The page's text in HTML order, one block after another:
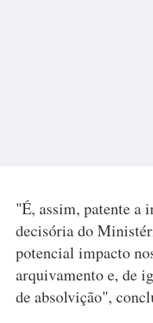
"É, assim, patente a
decisória do
potencial impacto
arquivamento e, de
de absolvição",